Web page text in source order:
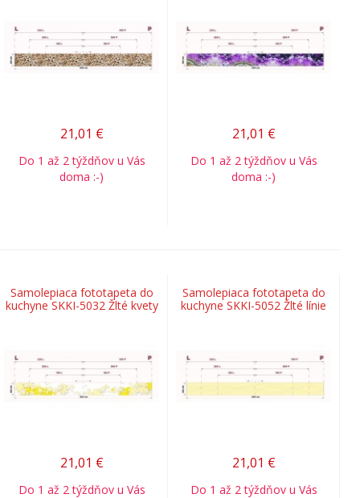
21,01 €
Do 1 až 2 týždňov u Vás
doma :-)
21,01 €
Do 1 až 2 týždňov u Vás
doma :-)
Samolepiaca fototapeta do
kuchyne SKKI-5032 Žlté kvety
21,01 €
Do 1 až 2 týždňov u Vás
Samolepiaca fototapeta do
kuchyne SKKI-5052 Žlté línie
21,01 €
Do 1 až 2 týždňov u Vás